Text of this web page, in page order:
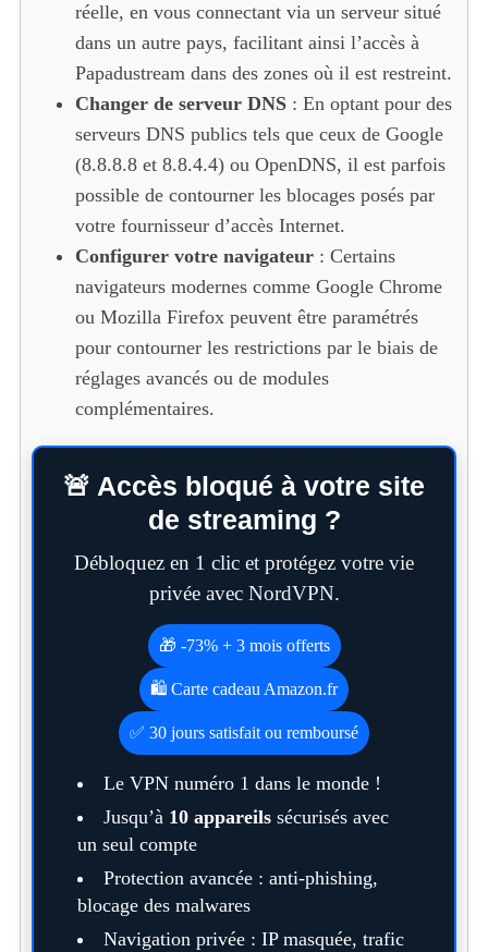
réelle, en vous connectant via un serveur situé
dans un autre pays, facilitant ainsi l’accès à
Papadustream dans des zones où il est restreint.
Changer de serveur DNS: En optant pour des
serveurs DNS publics tels que ceux de Google
(8.8.8.8 et 8.8.4.4) ou OpenDNS, il est parfois
possible de contourner les blocages posés par
votre fournisseur d’accès Internet.
Configurer votre navigateur: Certains
navigateurs modernes comme Google Chrome
ou Mozilla Firefox peuvent être paramétrés
pour contourner les restrictions par le biais de
réglages avancés ou de modules
complémentaires.
🚨 Accès bloqué à votre site
de streaming ?
Débloquez en 1 clic et protégez votre vie
privée avec NordVPN.
🎁 -73% + 3 mois offerts
🛍️ Carte cadeau Amazon.fr
✅ 30 jours satisfait ou remboursé
Le VPN numéro 1 dans le monde !
Jusqu’à 10 appareilssécurisés avec
un seul compte
Protection avancée : anti-phishing,
blocage des malwares
Navigation privée : IP masquée, trafic